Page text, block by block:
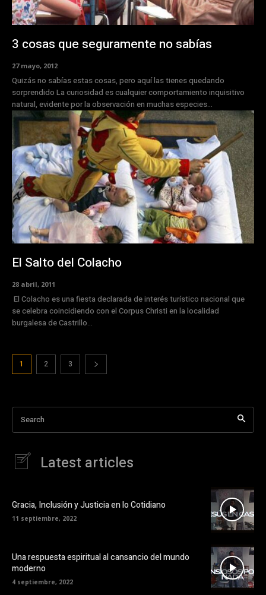
3 cosas que seguramente no sabí­as
27 mayo, 2012
Quizás no sabías estas cosas, pero aquí las tienes quedando
sorprendido La curiosidad es cualquier comportamiento inquisitivo
natural, evidente por la observación en muchas especies...
El Salto del Colacho
28 abril, 2011
El Colacho es una fiesta declarada de interés turístico nacional que
se celebra coincidiendo con el Corpus Christi en la localidad
burgalesa de Castrillo...
1 2 3
Search
Latest articles
Gracia, Inclusión y Justicia en lo Cotidiano
11 septiembre, 2022
Una respuesta espiritual al cansancio del mundo
moderno
4 septiembre, 2022